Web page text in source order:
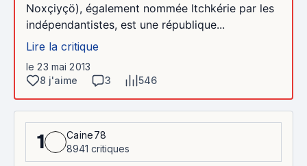
Noxçiyçö), également nommée Itchkérie par les
indépendantistes, est une république...
Lire la critique
le 23 mai 2013
8 j'aime
3 546
1
Caine78
8941 critiques